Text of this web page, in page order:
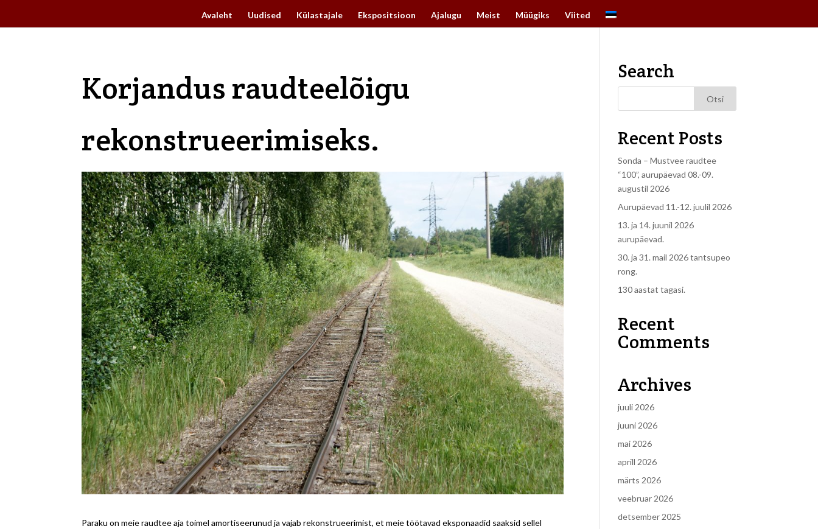
Avaleht Uudised Külastajale Ekspositsioon Ajalugu Meist Müügiks Viited
Korjandus raudteelõigu
rekonstrueerimiseks.
Paraku on meie raudtee aja toimel amortiseerunud ja vajab rekonstrueerimist, et meie töötavad eksponaadid saaksid sellel
Search
Recent Posts
Sonda – Mustvee raudtee
“100”, aurupäevad 08.-09.
augustil 2026
Aurupäevad 11.-12. juulil 2026
13. ja 14. juunil 2026
aurupäevad.
30. ja 31. mail 2026 tantsupeo
rong.
130 aastat tagasi.
Recent
Comments
Archives
juuli 2026
juuni 2026
mai 2026
aprill 2026
märts 2026
veebruar 2026
detsember 2025